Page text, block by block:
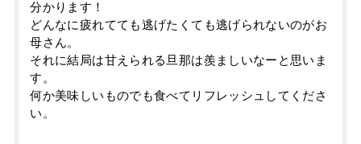
分かります！
どんなに疲れてても逃げたくても逃げられないのがお
母さん。
それに結局は甘えられる旦那は羨ましいなーと思いま
す。
何か美味しいものでも食べてリフレッシュしてくださ
い。